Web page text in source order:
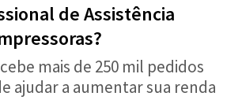
de Assistência
mais de 250 mil pedidos
ajudar a aumentar sua renda